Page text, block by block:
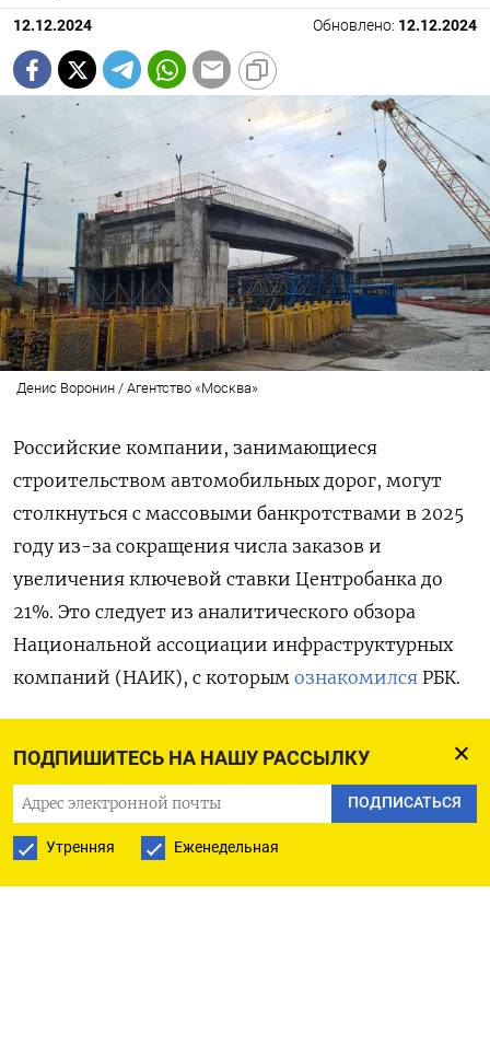
ПОДПИШИТЕСЬ НА НАШУ РАССЫЛКУ
ПОДПИСАТЬСЯ
Утренняя Еженедельная
12.12.2024 Обновлено: 12.12.2024
Денис Воронин / Агентство «Москва»
Российские компании, занимающиеся
строительством автомобильных дорог, могут
столкнуться с массовыми банкротствами в 2025
году из-за сокращения числа заказов и
увеличения ключевой ставки Центробанка до
21%. Это следует из аналитического обзора
Национальной ассоциации инфраструктурных
компаний (НАИК), с которым ознакомился РБК.
наблюдается тенденция к значительному
снижению объемов дорожно-строительных
работ, которая станет «особо острой» в 2025 году